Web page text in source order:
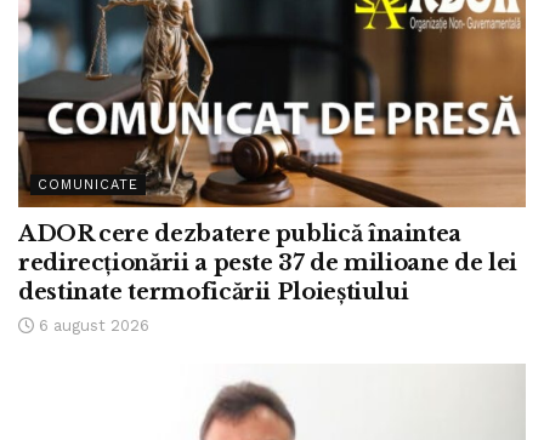
COMUNICATE
ADOR cere dezbatere publică înaintea
redirecționării a peste 37 de milioane de lei
destinate termoficării Ploieștiului
6 august 2026